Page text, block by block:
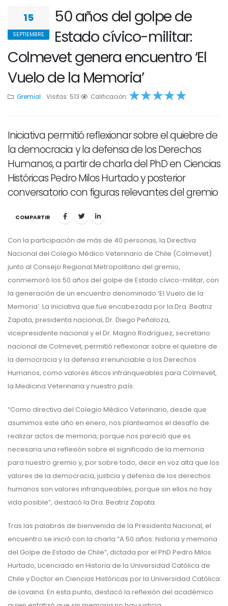
15
SEPTIEMBRE
50 años del golpe de
Estado cívico-militar:
Colmevet genera encuentro ‘El
Vuelo de la Memoria’
Gremial Visitas: 513 Calificación:
1 2 3 4 5
Iniciativa permitió reflexionar sobre el quiebre de
la democracia y la defensa de los Derechos
Humanos, a partir de charla del PhD en Ciencias
Históricas Pedro Milos Hurtado y posterior
conversatorio con figuras relevantes del gremio
COMPARTIR
Con la participación de más de 40 personas, la Directiva
Nacional del Colegio Médico Veterinario de Chile (Colmevet)
junto al Consejo Regional Metropolitano del gremio,
conmemoró los 50 años del golpe de Estado cívico-militar, con
la generación de un encuentro denominado ‘El Vuelo de la
Memoria’. La iniciativa que fue encabezada por la Dra. Beatriz
Zapata, presidenta nacional, Dr. Diego Peñaloza,
vicepresidente nacional y el Dr. Magno Rodríguez, secretario
nacional de Colmevet, permitió reflexionar sobre el quiebre de
la democracia y la defensa irrenunciable a los Derechos
Humanos, como valores éticos infranqueables para Colmevet,
la Medicina Veterinaria y nuestro país.
“Como directiva del Colegio Médico Veterinario, desde que
asumimos este año en enero, nos planteamos el desafío de
realizar actos de memoria, porque nos pareció que es
necesaria una reflexión sobre el significado de la memoria
para nuestro gremio y, por sobre todo, decir en voz alta que los
valores de la democracia, justicia y defensa de los derechos
humanos son valores infranqueables, porque sin ellos no hay
vida posible”, destacó la Dra. Beatriz Zapata.
Tras las palabras de bienvenida de la Presidenta Nacional, el
encuentro se inició con la charla “A 50 años: historia y memoria
del Golpe de Estado de Chile”, dictada por el PhD Pedro Milos
Hurtado, Licenciado en Historia de la Universidad Católica de
Chile y Doctor en Ciencias Históricas por la Universidad Católica
de Lovaina. En esta punto, destacó la reflexión del académico